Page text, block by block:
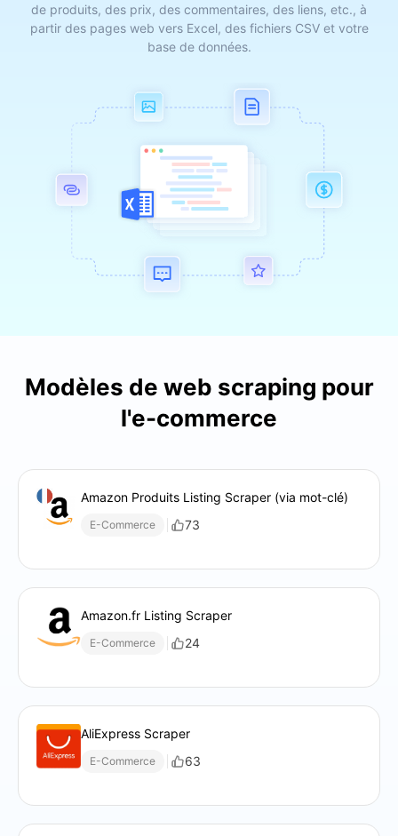
de produits, des prix, des commentaires, des liens, etc., à
partir des pages web vers Excel, des fichiers CSV et votre
base de données.
Modèles de web scraping pour
l'e-commerce
Amazon Produits Listing Scraper (via mot-clé)
E-Commerce 73
Amazon.fr Listing Scraper
E-Commerce 24
AliExpress Scraper
E-Commerce 63